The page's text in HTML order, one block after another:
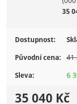
35
Dostupnost:
Původní cena:
41
Sleva: 6
35 040 Kč